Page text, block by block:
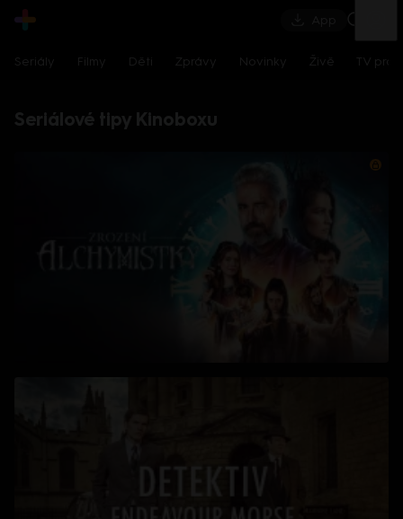
Seriály Filmy Děti Zprávy Novinky Živě TV
Seriálové tipy Kinoboxu